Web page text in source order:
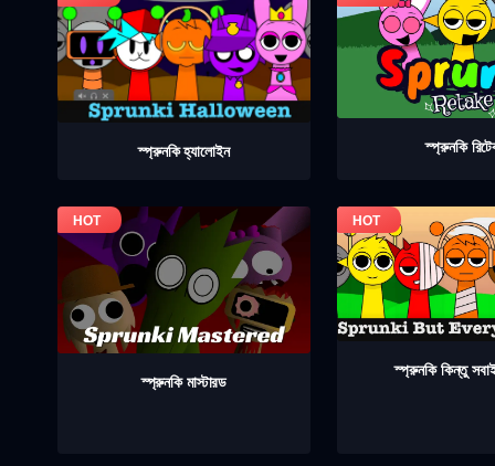
স্প্রুনকি হ্যালোইন স্প্রুনকি
স্প্রুনকি মাস্টারড
স্প্রুনকি কিন্তু